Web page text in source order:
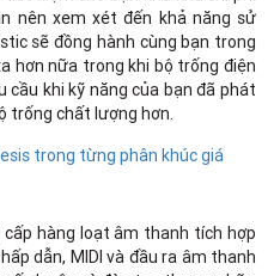
nên xem xét đến khả năng sử
sẽ đồng hành cùng bạn trong
hơn nữa trong khi bộ trống điện
khi kỹ năng của bạn đã phát
trống chất lượng hơn.
trong từng phân khúc giá
hàng loạt âm thanh tích hợp
dẫn, MIDI và đầu ra âm thanh